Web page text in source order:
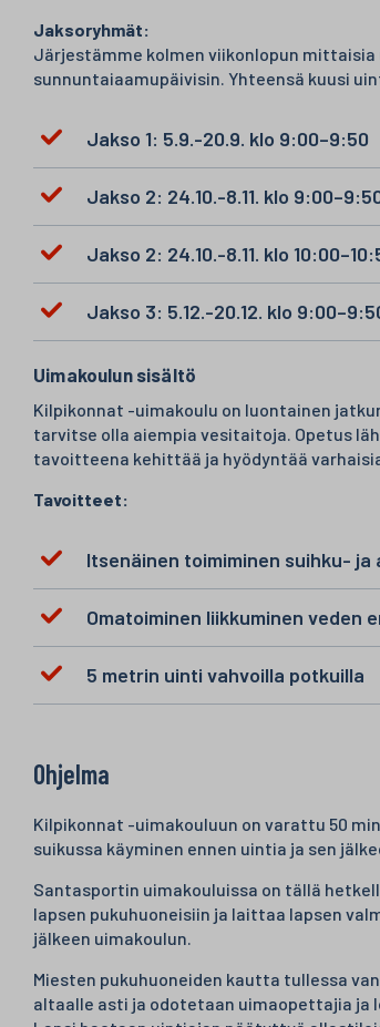
Jaksoryhmät:
Järjestämme kolmen viikonlopun
sunnuntaiaamupäivisin. Yhteensä kuusi
Jakso 1: 5.9.-20.9. klo 9:00–9:50
Jakso 2: 24.10.-8.11. klo
Jakso 2: 24.10.-8.11. klo
Jakso 3: 5.12.-20.12. klo
Uimakoulun sisältö
Kilpikonnat -uimakoulu on luontainen
tarvitse olla aiempia vesitaitoja. Opetus
tavoitteena kehittää ja hyödyntää
Tavoitteet:
Itsenäinen toimiminen suihku-
Omatoiminen liikkuminen veden
5 metrin uinti vahvoilla potkuilla
Ohjelma
Kilpikonnat -uimakouluun on varattu 50
suikussa käyminen ennen uintia ja sen
Santasportin uimakouluissa on tällä
lapsen pukuhuoneisiin ja laittaa lapsen
jälkeen uimakoulun.
Miesten pukuhuoneiden kautta tullessa
altaalle asti ja odotetaan uimaopettajia ja